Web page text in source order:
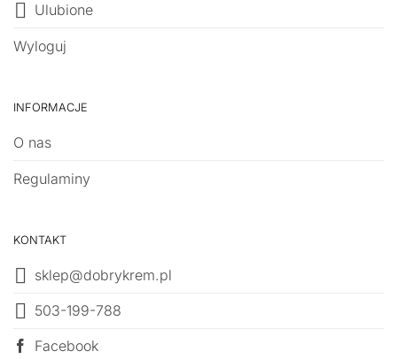
Ulubione
Wyloguj
INFORMACJE
O nas
Regulaminy
KONTAKT
sklep@dobrykrem.pl
503-199-788
Facebook